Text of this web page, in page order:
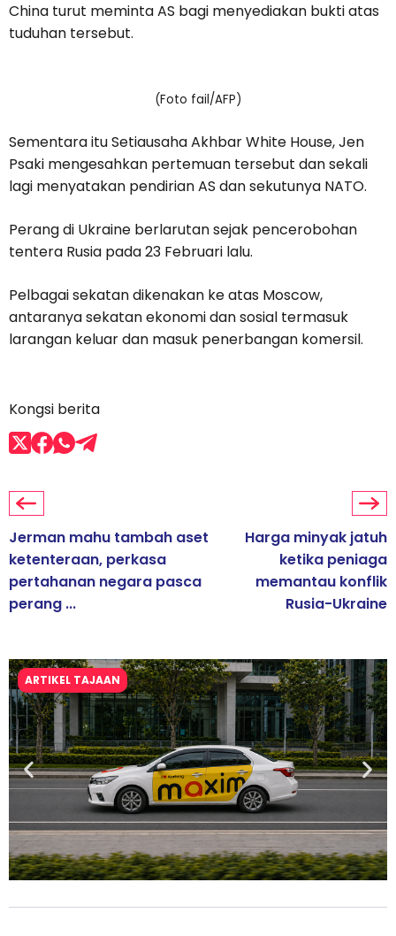
China turut meminta AS bagi menyediakan bukti atas
tuduhan tersebut.
(Foto fail/AFP)
Sementara itu Setiausaha Akhbar White House, Jen
Psaki mengesahkan pertemuan tersebut dan sekali
lagi menyatakan pendirian AS dan sekutunya NATO.
Perang di Ukraine berlarutan sejak pencerobohan
tentera Rusia pada 23 Februari lalu.
Pelbagai sekatan dikenakan ke atas Moscow,
antaranya sekatan ekonomi dan sosial termasuk
larangan keluar dan masuk penerbangan komersil.
Kongsi berita
Jerman mahu tambah aset
ketenteraan, perkasa
pertahanan negara pasca
perang ...
Harga minyak jatuh
ketika peniaga
memantau konflik
Rusia-Ukraine
ARTIKEL TAJAAN